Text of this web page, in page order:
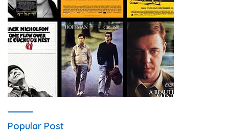
Popular Post